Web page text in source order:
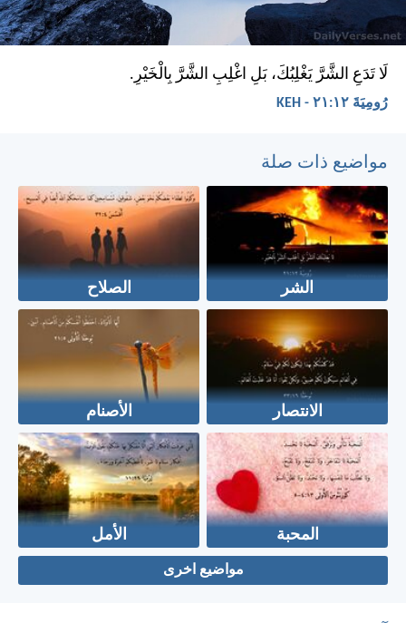
لَا تَدَعِ الشَّرَّ يَغْلِبُكَ، بَلِ اغْلِبِ الشَّرَّ بِالْخَيْرِ.
رُومِيَةَ ١٢:‏٢١ - KEH
مواضيع ذات صلة
الشر الصلاح
الانتصار الأصنام
المحبة الأمل
مواضيع اخرى